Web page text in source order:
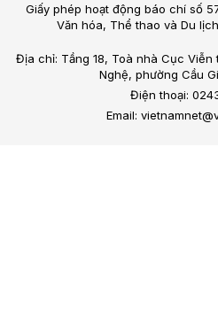
Giấy phép hoạt động báo chí số
Văn hóa, Thể thao và Du
Địa chỉ: Tầng 18, Toà nhà Cục
Nghệ, phường Cầu
Điện thoại:
Email: